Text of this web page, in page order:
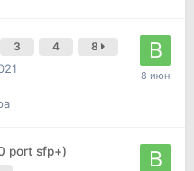
3 4 8
port sfp+)